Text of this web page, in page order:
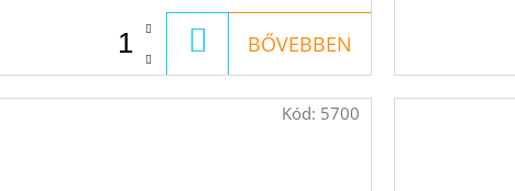
KOSÁRBA
BŐVEBBEN
Kód: 5700